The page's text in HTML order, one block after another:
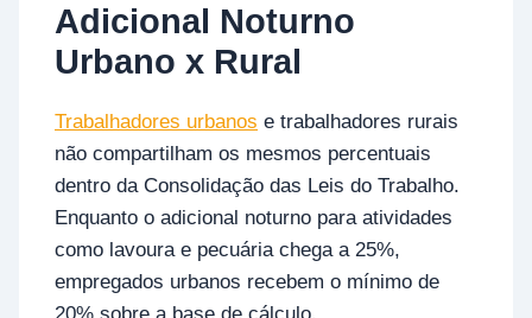
Adicional Noturno
Urbano x Rural
Trabalhadores urbanos e trabalhadores rurais
não compartilham os mesmos percentuais
dentro da Consolidação das Leis do Trabalho.
Enquanto o adicional noturno para atividades
como lavoura e pecuária chega a 25%,
empregados urbanos recebem o mínimo de